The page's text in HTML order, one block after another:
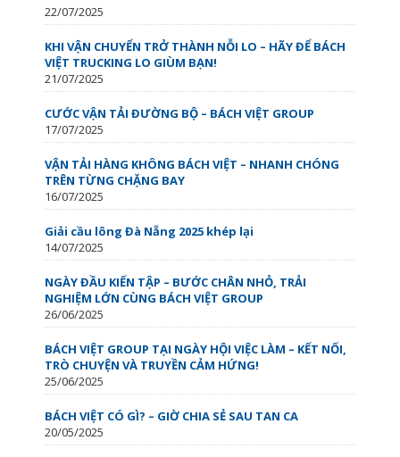
22/07/2025
KHI VẬN CHUYỂN TRỞ THÀNH NỖI LO – HÃY ĐỂ BÁCH
VIỆT TRUCKING LO GIÙM BẠN!
21/07/2025
CƯỚC VẬN TẢI ĐƯỜNG BỘ – BÁCH VIỆT GROUP
17/07/2025
VẬN TẢI HÀNG KHÔNG BÁCH VIỆT – NHANH CHÓNG
TRÊN TỪNG CHẶNG BAY
16/07/2025
Giải cầu lông Đà Nẵng 2025 khép lại
14/07/2025
NGÀY ĐẦU KIẾN TẬP – BƯỚC CHÂN NHỎ, TRẢI
NGHIỆM LỚN CÙNG BÁCH VIỆT GROUP
26/06/2025
BÁCH VIỆT GROUP TẠI NGÀY HỘI VIỆC LÀM – KẾT NỐI,
TRÒ CHUYỆN VÀ TRUYỀN CẢM HỨNG!
25/06/2025
BÁCH VIỆT CÓ GÌ? – GIỜ CHIA SẺ SAU TAN CA
20/05/2025